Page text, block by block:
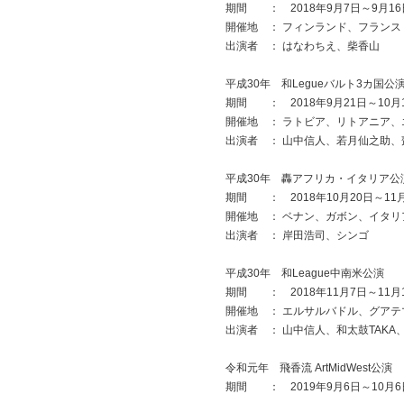
期間 ： 2018年9月7日～9月16
開催地 ： フィンランド、フランス
出演者 ： はなわちえ、柴香山
平成30年 和Legueバルト3カ国公
期間 ： 2018年9月21日～10月
開催地 ： ラトビア、リトアニア、
出演者 ： 山中信人、若月仙之助、
平成30年 轟アフリカ・イタリア公
期間 ： 2018年10月20日～11
開催地 ： ベナン、ガボン、イタリ
出演者 ： 岸田浩司、シンゴ
平成30年 和League中南米公演
期間 ： 2018年11月7日～11月
開催地 ： エルサルバドル、グアテ
出演者 ： 山中信人、和太鼓TAKA
令和元年 飛香流 ArtMidWest公演
期間 ： 2019年9月6日～10月6